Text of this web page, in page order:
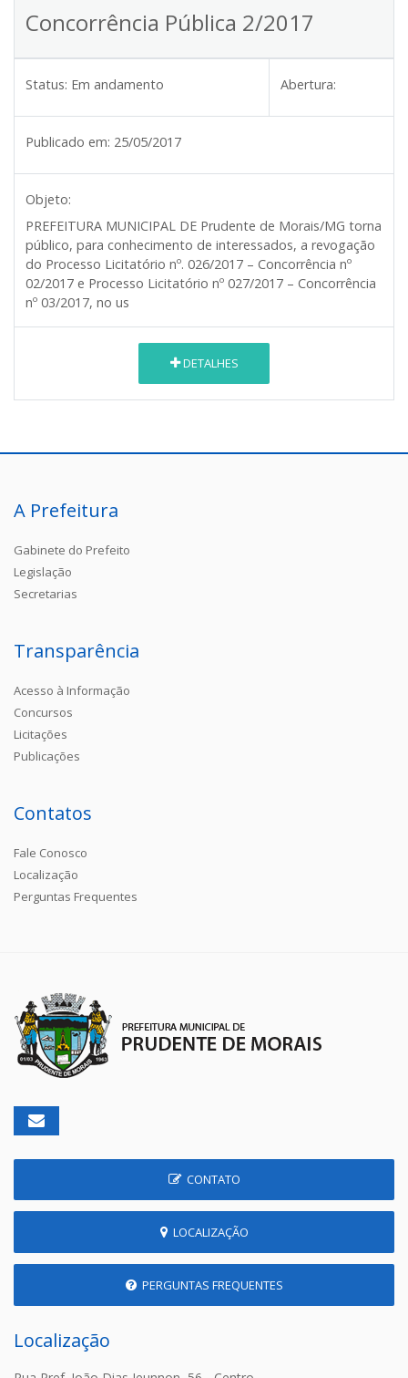
Concorrência Pública 2/2017
Status: Em andamento Abertura:
Publicado em: 25/05/2017
Objeto:
PREFEITURA MUNICIPAL DE Prudente de Morais/MG torna
público, para conhecimento de interessados, a revogação
do Processo Licitatório nº. 026/2017 – Concorrência nº
02/2017 e Processo Licitatório nº 027/2017 – Concorrência
nº 03/2017, no us
DETALHES
A Prefeitura
Gabinete do Prefeito
Legislação
Secretarias
Transparência
Acesso à Informação
Concursos
Licitações
Publicações
Contatos
Fale Conosco
Localização
Perguntas Frequentes
CONTATO
LOCALIZAÇÃO
PERGUNTAS FREQUENTES
Localização